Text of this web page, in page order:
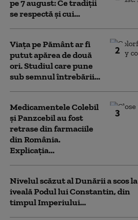
pe 7 august: Ce tradiții
se respectă și cui...
2
Viața pe Pământ ar fi
putut apărea de două
ori. Studiul care pune
sub semnul întrebării...
3
Medicamentele Colebil
și Panzcebil au fost
retrase din farmaciile
din România.
Explicația...
Nivelul scăzut al Dunării a scos la
iveală Podul lui Constantin, din
timpul Imperiului...